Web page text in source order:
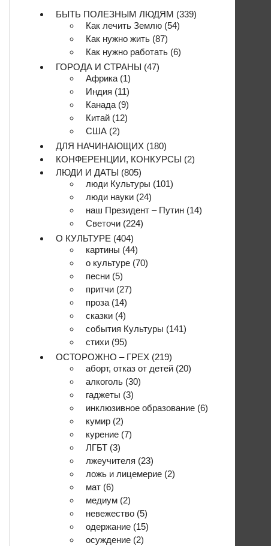
БЫТЬ ПОЛЕЗНЫМ ЛЮДЯМ (339)
Как лечить Землю (54)
Как нужно жить (87)
Как нужно работать (6)
ГОРОДА И СТРАНЫ (47)
Африка (1)
Индия (11)
Канада (9)
Китай (12)
США (2)
ДЛЯ НАЧИНАЮЩИХ (180)
КОНФЕРЕНЦИИ, КОНКУРСЫ (2)
ЛЮДИ И ДАТЫ (805)
люди Культуры (101)
люди науки (24)
наш Президент – Путин (14)
Светочи (224)
О КУЛЬТУРЕ (404)
картины (44)
о культуре (70)
песни (5)
притчи (27)
проза (14)
сказки (4)
события Культуры (141)
стихи (95)
ОСТОРОЖНО – ГРЕХ (219)
аборт, отказ от детей (20)
алкоголь (30)
гаджеты (3)
инклюзивное образование (6)
кумир (2)
курение (7)
ЛГБТ (3)
лжеучителя (23)
ложь и лицемерие (2)
мат (6)
медиум (2)
невежество (5)
одержание (15)
осуждение (2)